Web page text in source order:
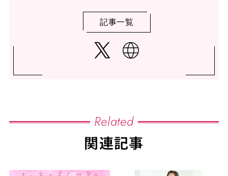
記事一覧
Related
関連記事